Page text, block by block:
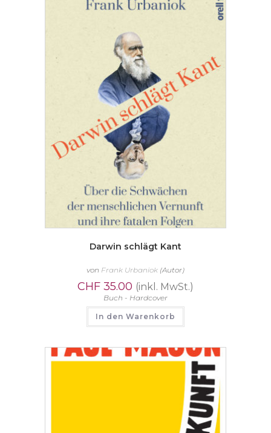
Darwin schlägt Kant
von Frank Urbaniok (Autor)
CHF 35.00 (inkl. MwSt.)
Buch - Hardcover
In den Warenkorb